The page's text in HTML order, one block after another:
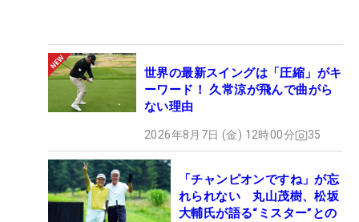
世界の最新スイングは「圧縮」がキ
ーワード！ 久常涼が飛んで曲がら
ない理由
2026年8月7日 (金) 12時00分 35
「チャンピオンですね」が忘
れられない 丸山茂樹、松坂
大輔氏が語る“ミスター”との